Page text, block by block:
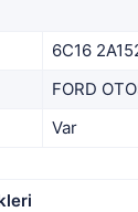
6C16
FORD
Var